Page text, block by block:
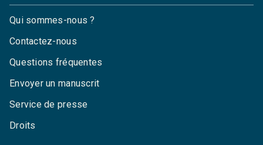
Qui sommes-nous ?
Contactez-nous
Questions fréquentes
Envoyer un manuscrit
Service de presse
Droits